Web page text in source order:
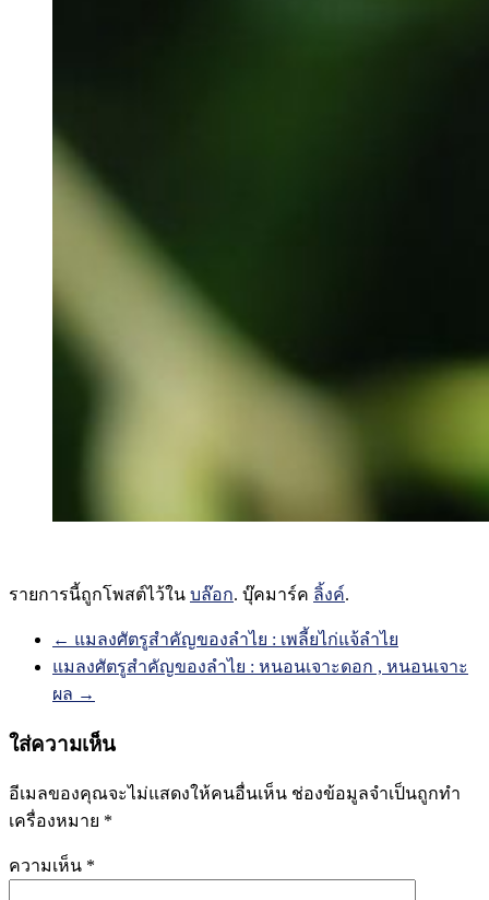
รายการนี้ถูกโพสต์ไว้ใน บล๊อก. บุ๊คมาร์ค ลิ้งค์.
นำทาง← แมลงศัตรูสำคัญของลำไย : เพลี้ยไก่แจ้ลำไย
แมลงศัตรูสำคัญของลำไย : หนอนเจาะดอก , หนอนเจาะ
ผล →
ใส่ความเห็น
อีเมลของคุณจะไม่แสดงให้คนอื่นเห็น ช่องข้อมูลจำเป็นถูกทำ
เครื่องหมาย *
ความเห็น *